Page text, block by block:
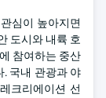
심이 높아지면
도시와 내륙 호
참여하는 중산
국내 관광과 야
크리에이션 선